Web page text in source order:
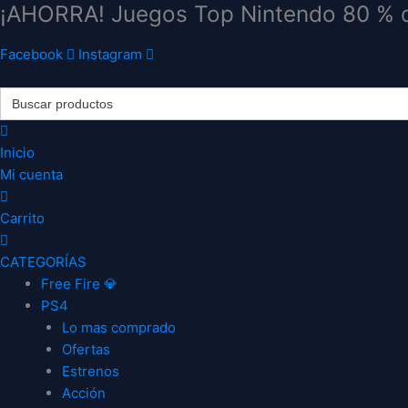
Ir
al
contenido
¡AHORRA! Juegos Top Nintendo 80 %
Facebook Instagram
Search
for:
Inicio
Mi cuenta
Carrito
CATEGORÍAS
Free Fire 💎
PS4
Lo mas comprado
Ofertas
Estrenos
Acción